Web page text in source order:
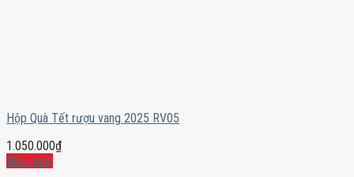
Hộp Quà Tết rượu vang 2025 RV05
1.050.000₫
Mua ngay